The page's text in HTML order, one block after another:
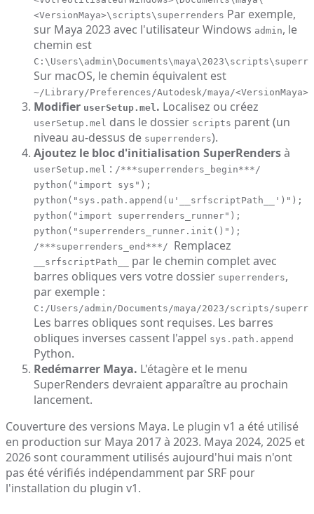
<VersionMaya>\scripts\superrenders Par exemple,
sur Maya 2023 avec l'utilisateur Windows admin, le
chemin est
Sur macOS, le chemin équivalent est
~/Library/Preferences/Autodesk/maya/
Modifier userSetup.mel. Localisez ou créez
userSetup.mel dans le dossier scripts parent (un
niveau au-dessus de superrenders).
Ajoutez le bloc d'initialisation SuperRendersà
userSetup.mel : /***superrenders_begin***/
python("import sys");
python("sys.path.append(u'__srfscriptPath__')");
python("import superrenders_runner");
python("superrenders_runner.init()");
/***superrenders_end***/ Remplacez
__srfscriptPath__
par le chemin complet avec
barres obliques vers votre dossier superrenders,
par exemple :
C:/Users/admin/Documents/maya/2023/scripts/
Les barres obliques sont requises. Les barres
obliques inverses cassent l'appel sys.path.append
Python.
Redémarrer Maya. L'étagère et le menu
SuperRenders devraient apparaître au prochain
lancement.
Couverture des versions Maya. Le plugin v1 a été utilisé
en production sur Maya 2017 à 2023. Maya 2024, 2025 et
2026 sont couramment utilisés aujourd'hui mais n'ont
pas été vérifiés indépendamment par SRF pour
l'installation du plugin v1.